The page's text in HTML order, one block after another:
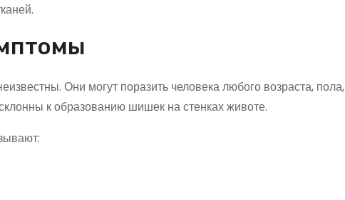
Они могут поразить человека любого возраста, пола,
к образованию шишек на стенках животе.